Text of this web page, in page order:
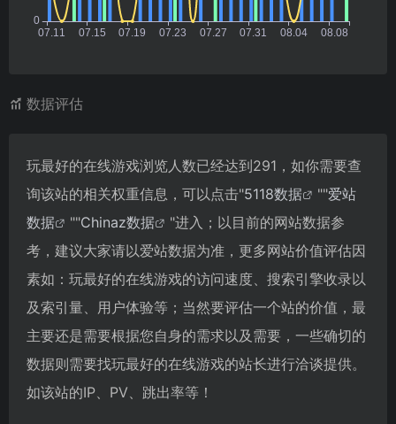
数据评估
玩最好的在线游戏浏览人数已经达到291，如你需要查
询该站的相关权重信息，可以点击"5118数据 ""爱站
数据
""Chinaz数据
"进入；以目前的网站数据参
考，建议大家请以爱站数据为准，更多网站价值评估因
素如：玩最好的在线游戏的访问速度、搜索引擎收录以
及索引量、用户体验等；当然要评估一个站的价值，最
主要还是需要根据您自身的需求以及需要，一些确切的
数据则需要找玩最好的在线游戏的站长进行洽谈提供。
如该站的IP、PV、跳出率等！